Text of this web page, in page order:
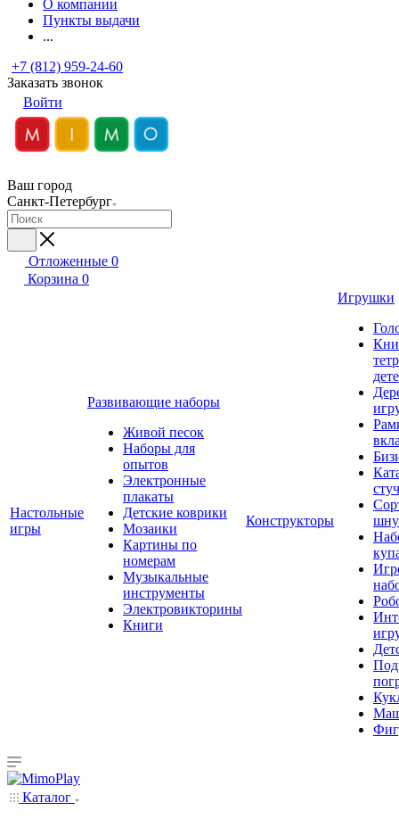
О компании
Пункты выдачи
...
+7 (812) 959-24-60
Заказать звонок
Войти
Ваш город
Санкт-Петербург
Отложенные 0
Корзина 0
Настольные
игры
Развивающие наборы
Живой песок
Наборы для
опытов
Электронные
плакаты
Детские коврики
Мозаики
Картины по
номерам
Музыкальные
инструменты
Электровикторины
Книги
Конструкторы
Игрушки
Каталог